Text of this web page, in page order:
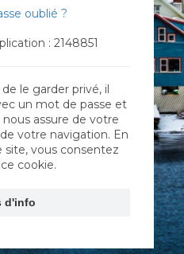
oublié ?
: 2148851
le garder privé, il
un mot de passe et
assure de votre
votre navigation. En
vous consentez
cookie.
d'info